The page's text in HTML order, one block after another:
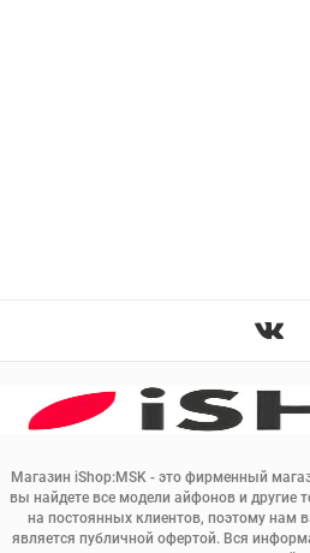
Магазин iShop:MSK - это фирменный
вы найдете все модели айфонов и
на постоянных клиентов, поэтому нам
является публичной офертой. Вся